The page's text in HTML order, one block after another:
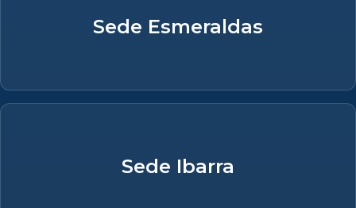
Sede Esmeraldas
Sede Ibarra